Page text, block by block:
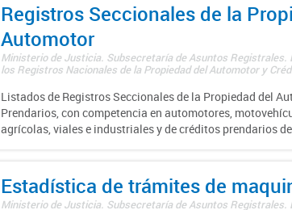
Registros Seccionales de la
Automotor
Ministerio de Justicia. Subsecretaría de Asuntos Registrales.
los Registros Nacionales de la Propiedad del Automotor y
Listados de Registros Seccionales de la Propiedad del
Prendarios, con competencia en automotores,
agrícolas, viales e industriales y de créditos prendarios
Estadística de trámites de
Ministerio de Justicia. Subsecretaría de Asuntos Registrales.